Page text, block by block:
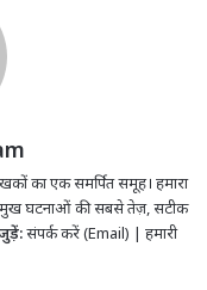
का एक समर्पित समूह। हमारा
घटनाओं की सबसे तेज़, सटीक
संपर्क करें (Email) | हमारी